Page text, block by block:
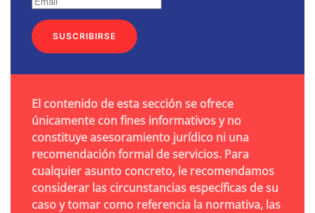
SUSCRIBIRSE
El contenido de esta sección se ofrece
únicamente con fines informativos y no
constituye asesoramiento jurídico ni una
recomendación formal de servicios. Para
cualquier asunto concreto, le recomendamos
considerar las circunstancias específicas de su
caso y tomar como referencia la normativa, las